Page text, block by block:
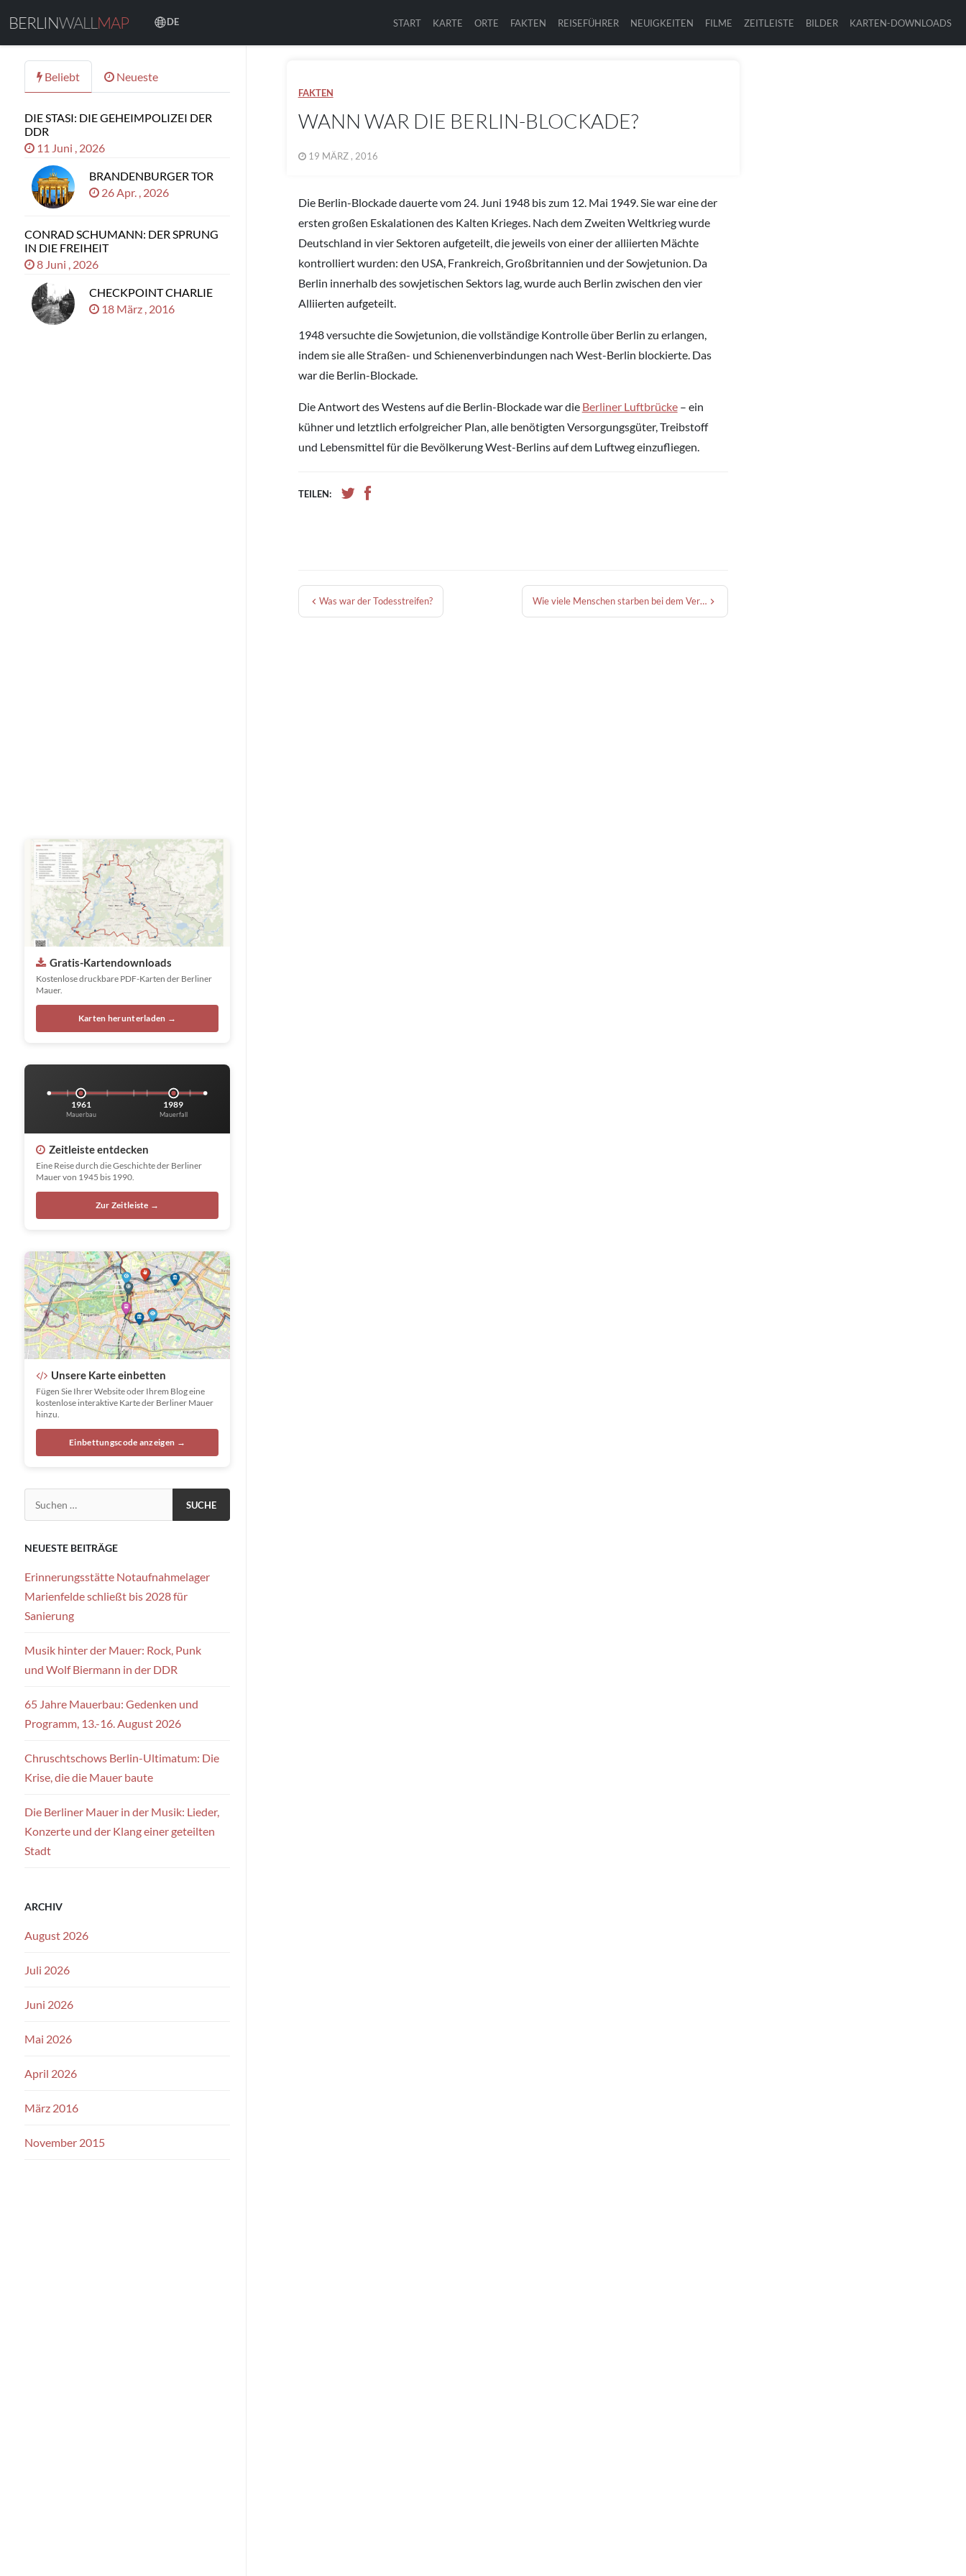
BERLINWALL MAP DE START KARTE ORTE FAKTEN REISEFÜHRER NEUIGKEITEN FILME ZEITLEISTE BILDER KARTEN-DOWNLOADS
FAKTEN
WANN WAR DIE BERLIN-BLOCKADE?
19 MÄRZ , 2016
Die Berlin-Blockade dauerte vom 24. Juni 1948 bis zum 12. Mai 1949.Sie war eine der
ersten großen Eskalationen des Kalten Krieges. Nach dem Zweiten Weltkrieg wurde
Deutschland in vier Sektoren aufgeteilt, die jeweils von einer der alliierten Mächte
kontrolliert wurden: den USA, Frankreich, Großbritannien und der Sowjetunion. Da
Berlin innerhalb des sowjetischen Sektors lag, wurde auch Berlin zwischen den vier
Alliierten aufgeteilt.
1948 versuchte die Sowjetunion, die vollständige Kontrolle über Berlin zu erlangen,
indem sie alle Straßen- und Schienenverbindungen nach West-Berlin blockierte. Das
war die Berlin-Blockade.
Die Antwort des Westens auf die Berlin-Blockade war die Berliner Luftbrücke– ein
kühner und letztlich erfolgreicher Plan, alle benötigten Versorgungsgüter, Treibstoff
und Lebensmittel für die Bevölkerung West-Berlins auf dem Luftweg einzufliegen.
TEILEN:
Was war der Todesstreifen? Wie viele Menschen starben bei dem Versuch, die Berliner Mauer zu überwinden?
Beliebt Neueste
DIE STASI: DIE GEHEIMPOLIZEI DER
DDR
11 Juni , 2026
BRANDENBURGER TOR
26 Apr. , 2026
CONRAD SCHUMANN: DER SPRUNG
IN DIE FREIHEIT
8 Juni , 2026
CHECKPOINT CHARLIE
18 März , 2016
Gratis-Kartendownloads
Kostenlose druckbare PDF-Karten der Berliner
Mauer.
Karten herunterladen →
1961
Mauerbau
1989
Mauerfall
Zeitleiste entdecken
Eine Reise durch die Geschichte der Berliner
Mauer von 1945 bis 1990.
Zur Zeitleiste →
Unsere Karte einbetten
Fügen Sie Ihrer Website oder Ihrem Blog eine
kostenlose interaktive Karte der Berliner Mauer
hinzu.
Einbettungscode anzeigen →
NEUESTE BEITRÄGE
Erinnerungsstätte Notaufnahmelager
Marienfelde schließt bis 2028 für
Sanierung
Musik hinter der Mauer: Rock, Punk
und Wolf Biermann in der DDR
65 Jahre Mauerbau: Gedenken und
Programm, 13.-16. August 2026
Chruschtschows Berlin-Ultimatum: Die
Krise, die die Mauer baute
Die Berliner Mauer in der Musik: Lieder,
Konzerte und der Klang einer geteilten
Stadt
ARCHIV
August 2026
Juli 2026
Juni 2026
Mai 2026
April 2026
März 2016
November 2015